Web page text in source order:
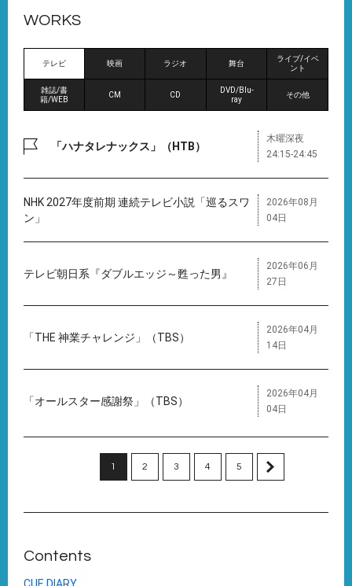
WORKS
テレビ 映画 ラジオ 舞台
ライブ/イベ
ント
雑誌/書
籍/WEB
CM CD
DVD/Blu-
ray
その他
「ハナタレナックス」（HTB）
木曜深夜
24:15-24:45
NHK 2027年度前期 連続テレビ小説「巡るスワ
ン」
2026年08月
04日
テレビ朝日系『ダブルエッジ～甦った男』
2026年06月
27日
「THE 神業チャレンジ」（TBS）
2026年04月
14日
「オールスター感謝祭」（TBS）
2026年04月
04日
1 2 3 4 5
Contents